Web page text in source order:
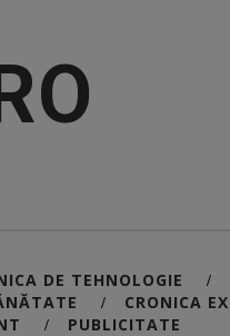
DE TEHNOLOGIE /
/ CRONICA
/ PUBLICITATE